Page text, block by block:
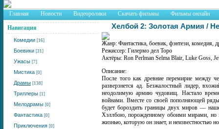
Главная Новости Видеоролики Скачать фильмы Фильмы онлайн
Навигация
Комедии [16]
Боевики [31]
Ужасы [7]
Мистика [0]
Драмы [138]
Триллеры [1]
Мелодрамы [0]
Фантастика [0]
Приключения [0]
Хелбой 2: Золотая Армия /
Жанр: Фантастика, боевик, фэнтези, комедия,
Режиссер: Гилермо дел Торо
Актёры: Ron Perlman Selma Blair, Luke Goss,
Описание:
После того как древние перемирие между
разверзнется ад. Безжалостный лидер,
неодолимую армию чудовищ. Настало
войнами. Вместе со своей пополняющей
будет бороздить границы двух миров —
Хэллбою, порожденному обоими мирами, но
жизнью, которую он знает, и неизвестностью